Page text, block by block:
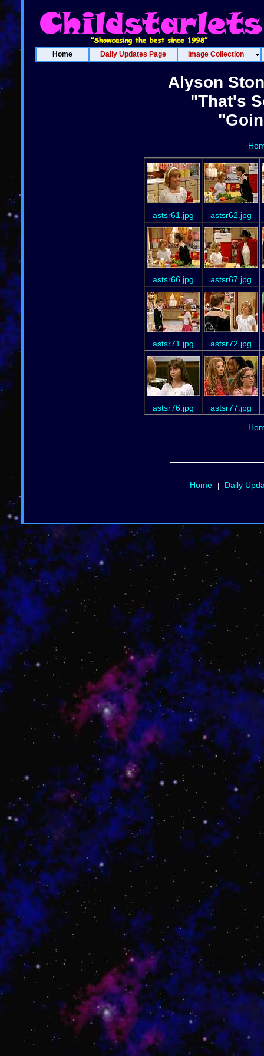
Home Daily Updates Page Image Collection
Alyson
"That's
astsr61.jpg astsr62.jpg
astsr66.jpg astsr67.jpg
astsr71.jpg astsr72.jpg
astsr76.jpg astsr77.jpg
Home| Daily